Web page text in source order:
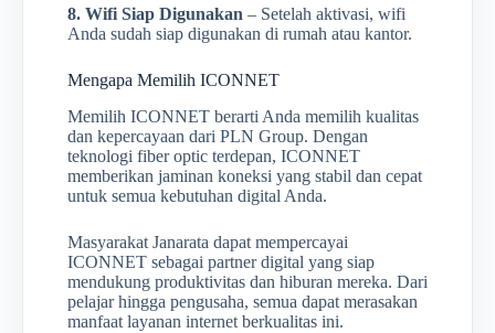
8. Wifi Siap Digunakan – Setelah aktivasi, wifi
Anda sudah siap digunakan di rumah atau kantor.
Mengapa Memilih ICONNET
Memilih ICONNET berarti Anda memilih kualitas
dan kepercayaan dari PLN Group. Dengan
teknologi fiber optic terdepan, ICONNET
memberikan jaminan koneksi yang stabil dan cepat
untuk semua kebutuhan digital Anda.
Masyarakat Janarata dapat mempercayai
ICONNET sebagai partner digital yang siap
mendukung produktivitas dan hiburan mereka. Dari
pelajar hingga pengusaha, semua dapat merasakan
manfaat layanan internet berkualitas ini.